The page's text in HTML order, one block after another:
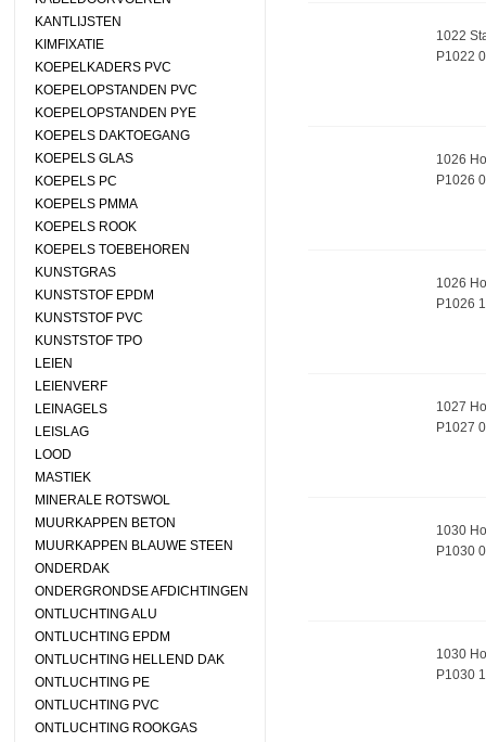
KANTLIJSTEN
KIMFIXATIE
KOEPELKADERS PVC
KOEPELOPSTANDEN PVC
KOEPELOPSTANDEN PYE
KOEPELS DAKTOEGANG
KOEPELS GLAS
KOEPELS PC
KOEPELS PMMA
KOEPELS ROOK
KOEPELS TOEBEHOREN
KUNSTGRAS
KUNSTSTOF EPDM
KUNSTSTOF PVC
KUNSTSTOF TPO
LEIEN
LEIENVERF
LEINAGELS
LEISLAG
LOOD
MASTIEK
MINERALE ROTSWOL
MUURKAPPEN BETON
MUURKAPPEN BLAUWE STEEN
ONDERDAK
ONDERGRONDSE AFDICHTINGEN
ONTLUCHTING ALU
ONTLUCHTING EPDM
ONTLUCHTING HELLEND DAK
ONTLUCHTING PE
ONTLUCHTING PVC
ONTLUCHTING ROOKGAS
1022
P1022
1026
P1026
1026
P1026 1
1027
P1027
1030
P1030
1030
P1030 1